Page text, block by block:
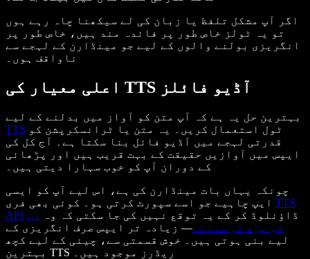
اگر آپ مشکل تلفظ یا زبان کی لے سیکھنا چاہ رہے ہوں
تو یہ ٹولز خاص طور پر فائدہ مند ہیں، خاص طور پر
انگریزی بولنے والوں کے لیے جو مینڈارن کے لہجے سے
ناواقف ہوں۔
اعلی معیار کی TTS آڈیو فائلز
بہترین حل یہ ہے کہ آپ متن کو آواز میں بدلنے کے لیے
TTS
قدرتی لہجے میں آڈیو فائل بنا سکتا ہے۔ آج کل کی
ایپس میں آوازیں حقیقت کے بہت قریب ہیں اور پڑھائی
کے دوران آپ کو خوب سہارا دیتی ہیں۔
چونکہ یہاں بات مینڈارن کی ہے، اس لیے آپ کو ایسی
TTS
API
ڈاؤنلوڈ کر کے یہ توقع نہیں کی جا سکتی کہ وہ
آپ
کو پڑھ کر سنائے— زیادہ تر ایپس صرف انگریزی کے
لیے بنی ہوتی ہیں۔ خوش قسمتی سے، چینی کے لیے کچھ
بہترین TTS ریڈرز موجود ہیں۔